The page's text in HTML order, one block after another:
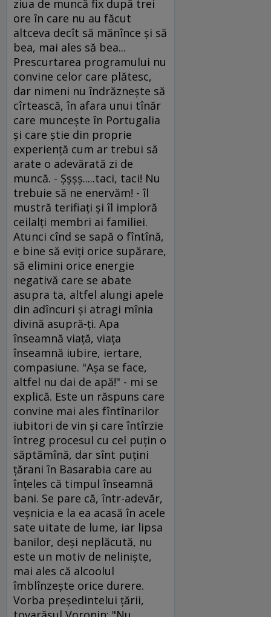
ziua de muncă fix după trei
ore în care nu au făcut
altceva decît să mănînce şi să
bea, mai ales să bea...
Prescurtarea programului nu
convine celor care plătesc,
dar nimeni nu îndrăzneşte să
cîrtească, în afara unui tînăr
care munceşte în Portugalia
şi care ştie din proprie
experienţă cum ar trebui să
arate o adevărată zi de
muncă. - Şşşş.....taci, taci! Nu
trebuie să ne enervăm! - îl
mustră terifiaţi şi îl imploră
ceilalţi membri ai familiei.
Atunci cînd se sapă o fîntînă,
e bine să eviţi orice supărare,
să elimini orice energie
negativă care se abate
asupra ta, altfel alungi apele
din adîncuri şi atragi mînia
divină asupră-ţi. Apa
înseamnă viaţă, viaţa
înseamnă iubire, iertare,
compasiune. "Aşa se face,
altfel nu dai de apă!" - mi se
explică. Este un răspuns care
convine mai ales fîntînarilor
iubitori de vin şi care întîrzie
întreg procesul cu cel puţin o
săptămînă, dar sînt puţini
ţărani în Basarabia care au
înţeles că timpul înseamnă
bani. Se pare că, într-adevăr,
veşnicia e la ea acasă în acele
sate uitate de lume, iar lipsa
banilor, deşi neplăcută, nu
este un motiv de nelinişte,
mai ales că alcoolul
îmblînzeşte orice durere.
Vorba preşedintelui ţării,